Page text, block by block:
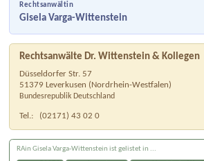
Rechtsanwältin
Gisela Varga-Wittenstein
Rechtsanwälte Dr. Wittenstein & Kollegen
Düsseldorfer Str. 57
51379 Leverkusen ( Nordrhein-Westfalen)
Bundesrepublik Deutschland
Tel.: (02171) 43 02 0
RAin Gisela Varga-Wittenstein ist gelistet in ...